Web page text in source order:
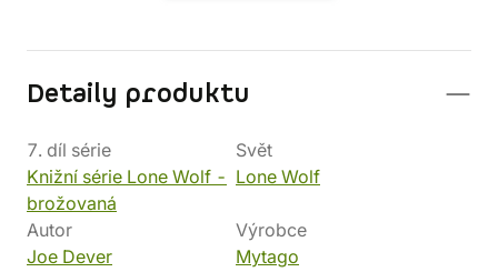
Detaily produktu
7. díl série
Knižní série Lone Wolf -
brožovaná
Svět
Lone Wolf
Autor
Joe Dever
Výrobce
Mytago